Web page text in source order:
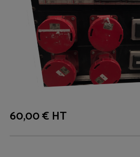
60,00 € HT